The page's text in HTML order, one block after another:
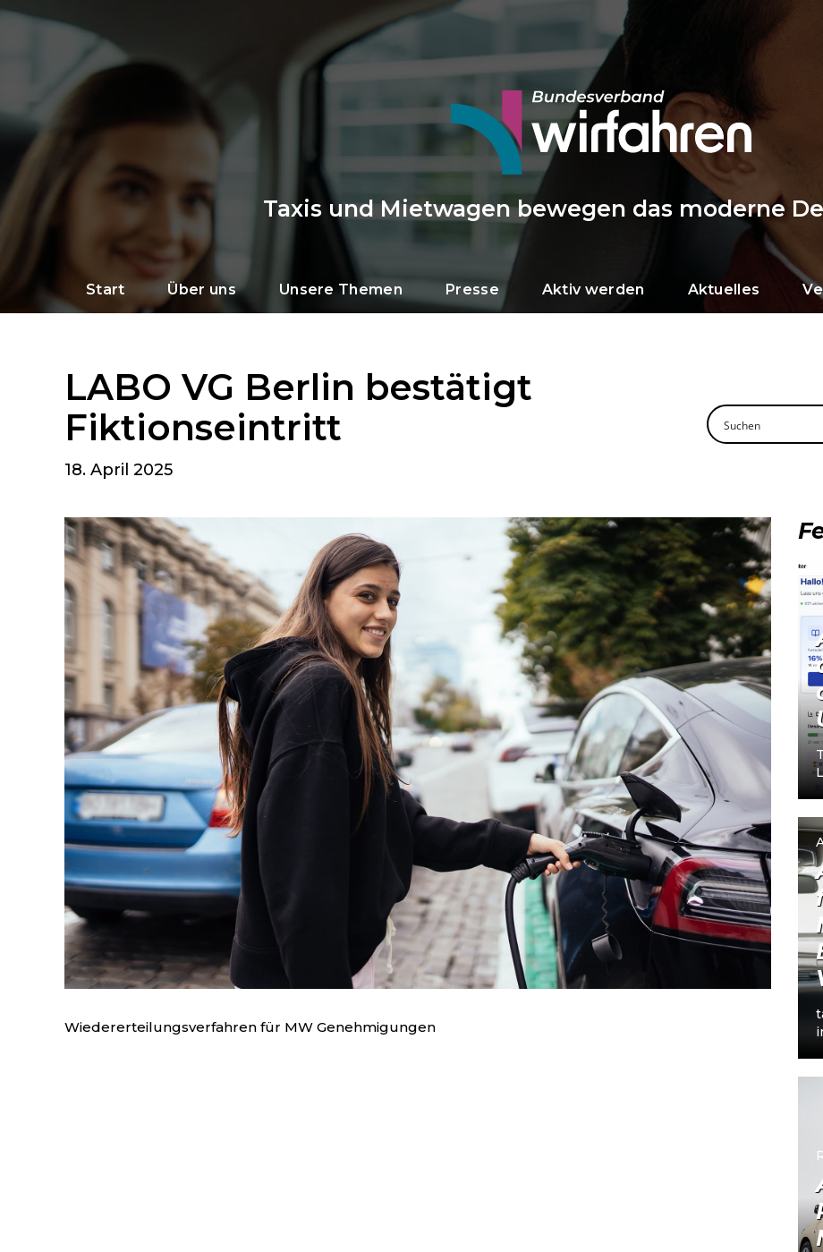
Taxis und Mietwagen bewegen das moderne
Start Über uns Unsere Themen Presse Aktiv werden Aktuelles
LABO VG Berlin bestätigt
Fiktionseintritt
18. April 2025
Wiedererteilungsverfahren für MW Genehmigungen
Mehr lesen
Mehr lesen